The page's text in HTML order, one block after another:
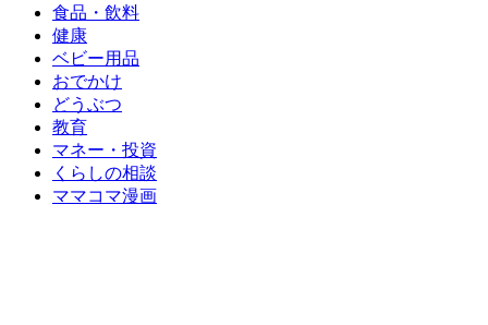
食品・飲料
健康
ベビー用品
おでかけ
どうぶつ
教育
マネー・投資
くらしの相談
ママコマ漫画